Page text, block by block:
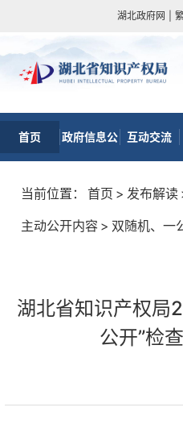
湖北政府网
首页 政府信息公 互动交流
当前位置： 首页 > 发布解读
主动公开内容 > 双随机、一
湖北省知识产权局
公开”检